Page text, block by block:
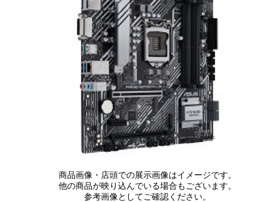
商品画像・店頭での展示画像はイメージです。
他の商品が映り込んでいる場合もございます。
参考画像としてご確認ください。